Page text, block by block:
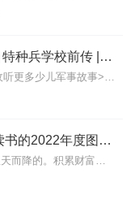
少年特战队全集（1-20）| 特种兵学校前传 | 八路叔叔
>>关注【八路叔叔】主页订阅收听更多少儿军事故事>>加入“少年军事迷”故事圈子讨论区，与全国小军迷交流互动！中国超级英雄上线，开启热血战旅！独属于中国少年的超...
纳瓦尔宝典｜豆瓣&微信读书的2022年度图书|从白手起家到财务自由
致富不是靠运气，幸福也不是从天而降的。积累财富和幸福生活是我们可以学习的技能。这本书收集整理了硅谷投资人纳瓦尔在过去十年里通过推特、播客和采访等方式分享的人生智...